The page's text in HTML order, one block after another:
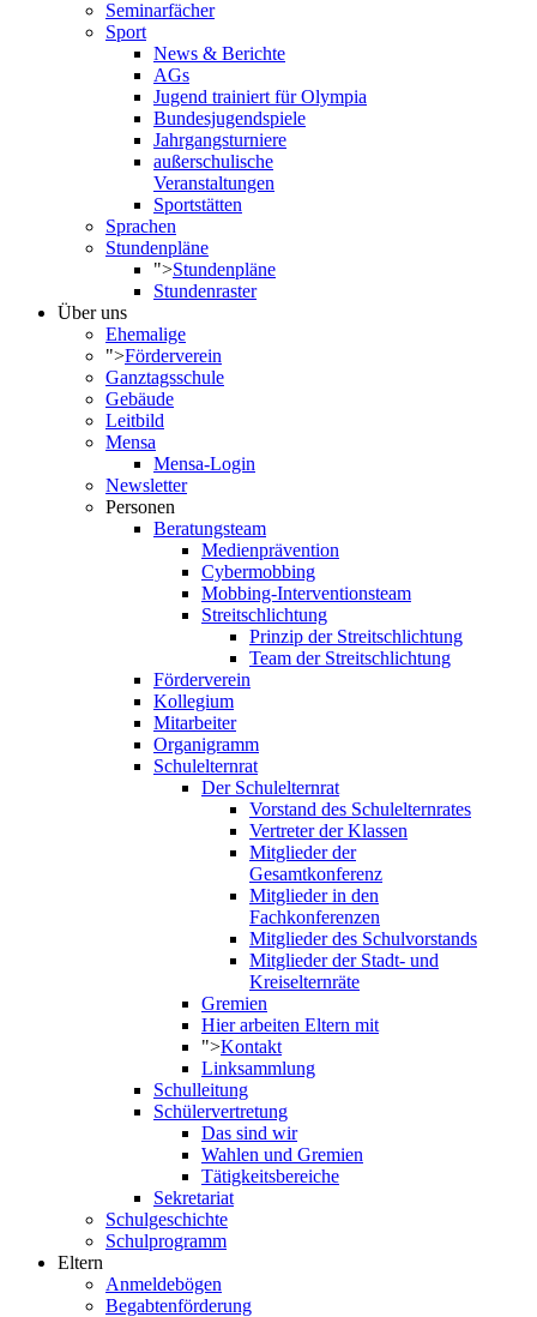
Seminarfächer
Sport
News & Berichte
AGs
Jugend trainiert für Olympia
Bundesjugendspiele
Jahrgangsturniere
außerschulische
Veranstaltungen
Sportstätten
Sprachen
Stundenpläne
">Stundenpläne
Stundenraster
Über uns
Ehemalige
">Förderverein
Ganztagsschule
Gebäude
Leitbild
Mensa
Mensa-Login
Newsletter
Personen
Beratungsteam
Medienprävention
Cybermobbing
Mobbing-Interventionsteam
Streitschlichtung
Prinzip der Streitschlichtung
Team der Streitschlichtung
Förderverein
Kollegium
Mitarbeiter
Organigramm
Schulelternrat
Der Schulelternrat
Vorstand des Schulelternrates
Vertreter der Klassen
Mitglieder der
Gesamtkonferenz
Mitglieder in den
Fachkonferenzen
Mitglieder des Schulvorstands
Mitglieder der Stadt- und
Kreiselternräte
Gremien
Hier arbeiten Eltern mit
">Kontakt
Linksammlung
Schulleitung
Schülervertretung
Das sind wir
Wahlen und Gremien
Tätigkeitsbereiche
Sekretariat
Schulgeschichte
Schulprogramm
Eltern
Anmeldebögen
Begabtenförderung